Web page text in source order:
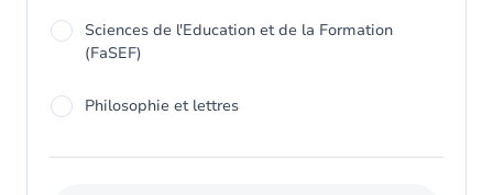
Sciences de l'Education et de la Formation
(FaSEF)
Philosophie et lettres